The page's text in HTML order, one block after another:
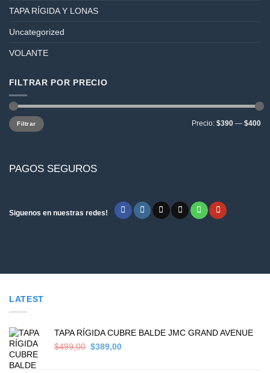
TAPA RÍGIDA Y LONAS
Uncategorized
VOLANTE
FILTRAR POR PRECIO
Precio
mínimo
Precio
máximo
Filtrar Precio:$390 —$400
PAGOS SEGUROS
Siguenos en nuestras redes!
LATEST
TAPA RÍGIDA CUBRE BALDE JMC GRAND AVENUE
$499,00 Original
$389,00Current